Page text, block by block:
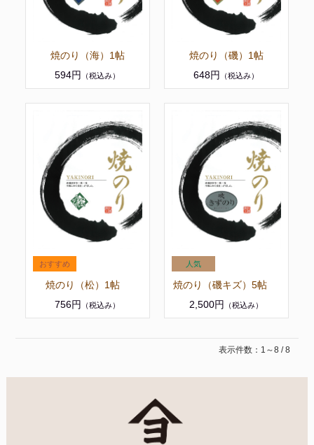
焼のり（海）1帖
594円
（税込み）
焼のり（磯）1帖
648円
（税込み）
焼のり（松）1帖
756円
（税込み）
焼のり（磯キズ）5帖
2,500円
（税込み）
表示件数：1～8 / 8